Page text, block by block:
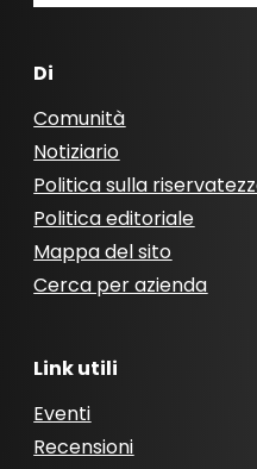
Di
Comunità
Notiziario
Politica sulla
Politica editoriale
Mappa del sito
Cerca per azienda
Link utili
Eventi
Recensioni